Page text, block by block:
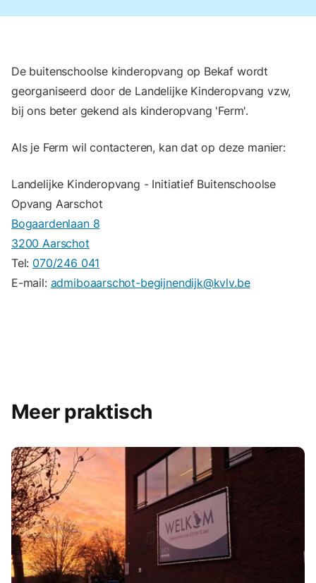
De buitenschoolse kinderopvang op Bekaf wordt
georganiseerd door de Landelijke Kinderopvang vzw,
bij ons beter gekend als kinderopvang 'Ferm'.
Als je Ferm wil contacteren, kan dat op deze manier:
Landelijke Kinderopvang - Initiatief Buitenschoolse
Opvang Aarschot
Bogaardenlaan 8
3200 Aarschot
Tel: 070/246 041
E-mail: admiboaarschot-begijnendijk@kvlv.be
Meer praktisch